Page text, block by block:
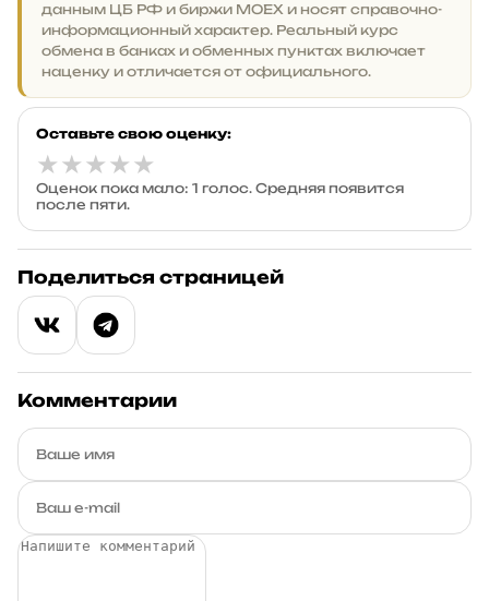
данным ЦБ РФ и биржи MOEX и носят справочно-
информационный характер. Реальный курс
обмена в банках и обменных пунктах включает
наценку и отличается от официального.
Оставьте свою оценку:
★★★★★
Оценок пока мало: 1 голос. Средняя появится
после пяти.
Поделиться страницей
Комментарии